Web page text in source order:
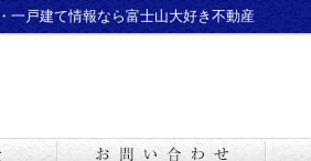
一戸建て情報なら富士山大好き不動産